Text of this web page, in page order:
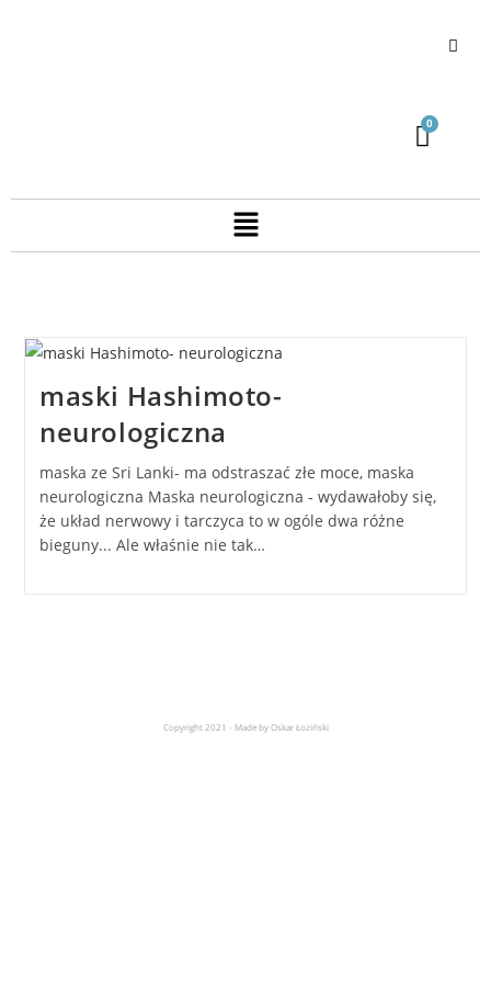
maski Hashimoto-
neurologiczna
maska ze Sri Lanki- ma odstraszać złe moce, maska
neurologiczna Maska neurologiczna - wydawałoby się,
że układ nerwowy i tarczyca to w ogóle dwa różne
bieguny... Ale właśnie nie tak…
Copyright 2021 - Made by Oskar Łoziński